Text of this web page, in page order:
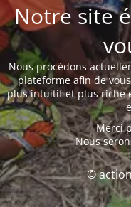
Notre site
Nous procédons
plateforme afin de
plus intuitif et plus riche
Merci
Nous
©